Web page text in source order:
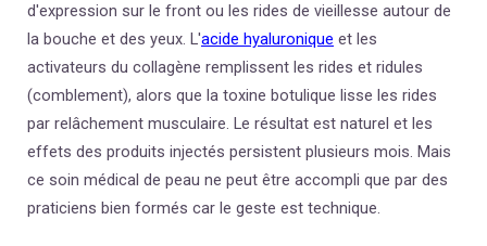
d'expression sur le front ou les rides de vieillesse autour de
la bouche et des yeux. L'acide hyaluronique et les
activateurs du collagène remplissent les rides et ridules
(comblement), alors que la toxine botulique lisse les rides
par relâchement musculaire. Le résultat est naturel et les
effets des produits injectés persistent plusieurs mois. Mais
ce soin médical de peau ne peut être accompli que par des
praticiens bien formés car le geste est technique.